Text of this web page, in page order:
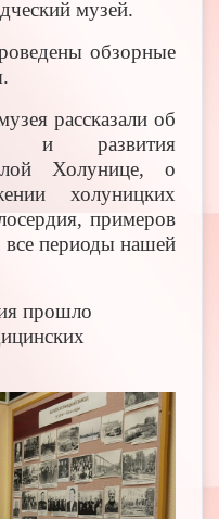
музей.
обзорные
рассказали об
и развития
Холунице, о
холуницких
примеров
периоды нашей
прошло